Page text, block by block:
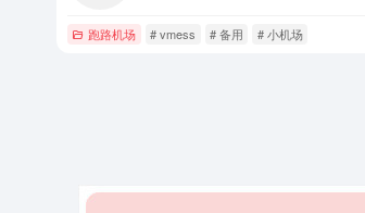
跑路机场 # vmess # 备用 # 小机场